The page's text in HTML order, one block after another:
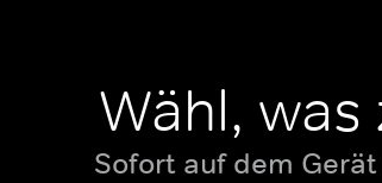
Wähl,
Sofort auf dem